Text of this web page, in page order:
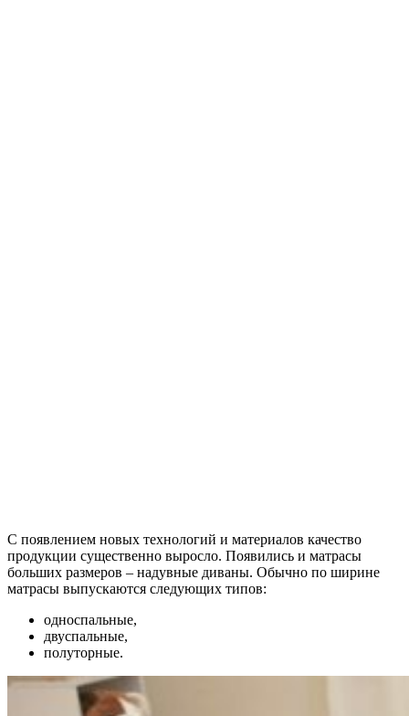
С появлением новых технологий и материалов качество
продукции существенно выросло. Появились и матрасы
больших размеров – надувные диваны. Обычно по ширине
матрасы выпускаются следующих типов:
односпальные,
двуспальные,
полуторные.